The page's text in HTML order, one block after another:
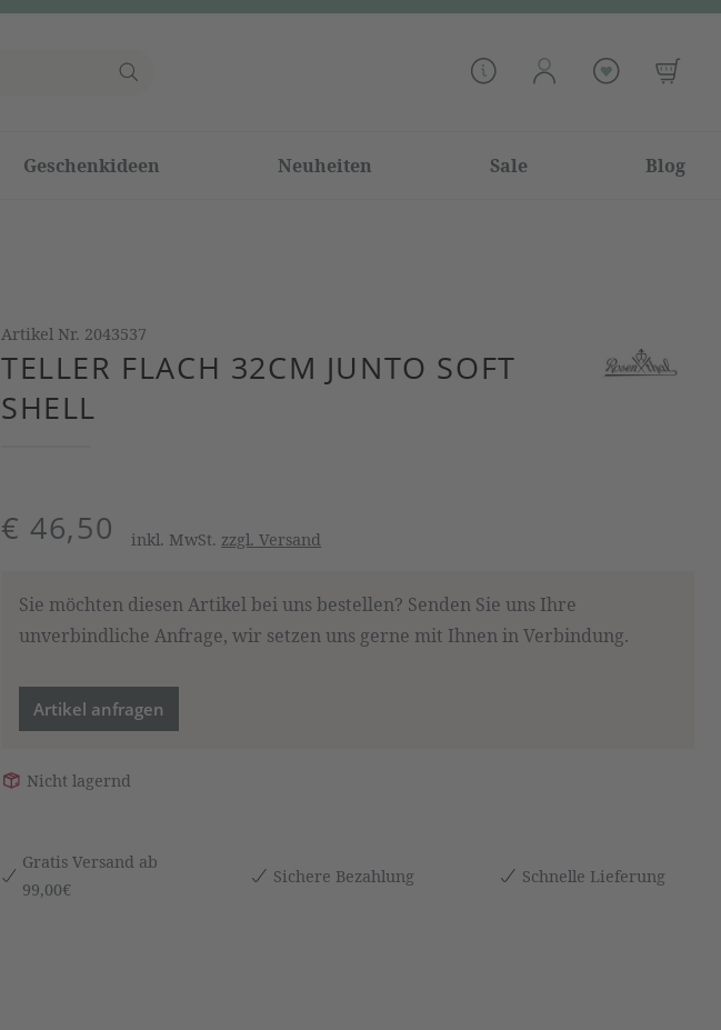
Geschenkideen Neuheiten Sale Blog
Artikel Nr. 2043537
TELLER FLACH 32CM JUNTO SOFT
SHELL
€ 46,50 inkl. MwSt. zzgl. Versand
Sie möchten diesen Artikel bei uns bestellen? Senden Sie uns Ihre
unverbindliche Anfrage, wir setzen uns gerne mit Ihnen in Verbindung.
Artikel anfragen
Nicht lagernd
Gratis Versand ab
99,00€
Sichere Bezahlung Schnelle Lieferung